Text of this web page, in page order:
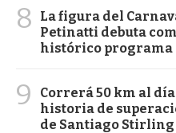
8
La figura del
Petinatti debuta
histórico programa
9
Correrá 50 km al
historia de
de Santiago Stirling